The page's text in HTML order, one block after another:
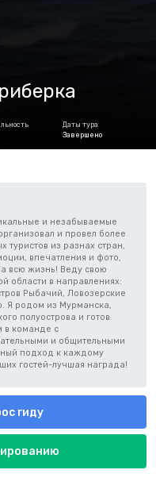
Даты тура
Завершено
и незабываемые
и провел более
туристов из разнах стран,
впечатления и фото,
всю жизнь! Веду свою
области в направлениях:
Рыбачий, Ловозерские
Я родом из Мурманска,
полуострова и готов
в команде с
и общительными
подход к каждому
гостей-лучшая награда!
гиду